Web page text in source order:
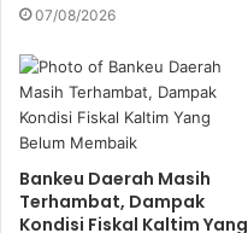
s 07/08/2026
Bankeu Daerah Masih
Terhambat, Dampak
Kondisi Fiskal Kaltim Yang